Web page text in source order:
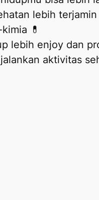
lebih
💊
lebih enjoy dan
aktivitas